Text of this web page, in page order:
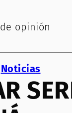
opinión
Noticias